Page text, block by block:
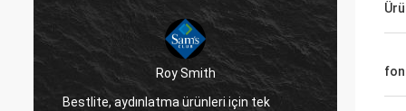
Roy Smith
Bestlite, aydınlatma ürünleri için tek